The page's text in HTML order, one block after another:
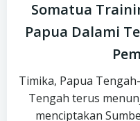
Somatua
Papua Dalami
Timika, Papua
Tengah terus
menciptakan